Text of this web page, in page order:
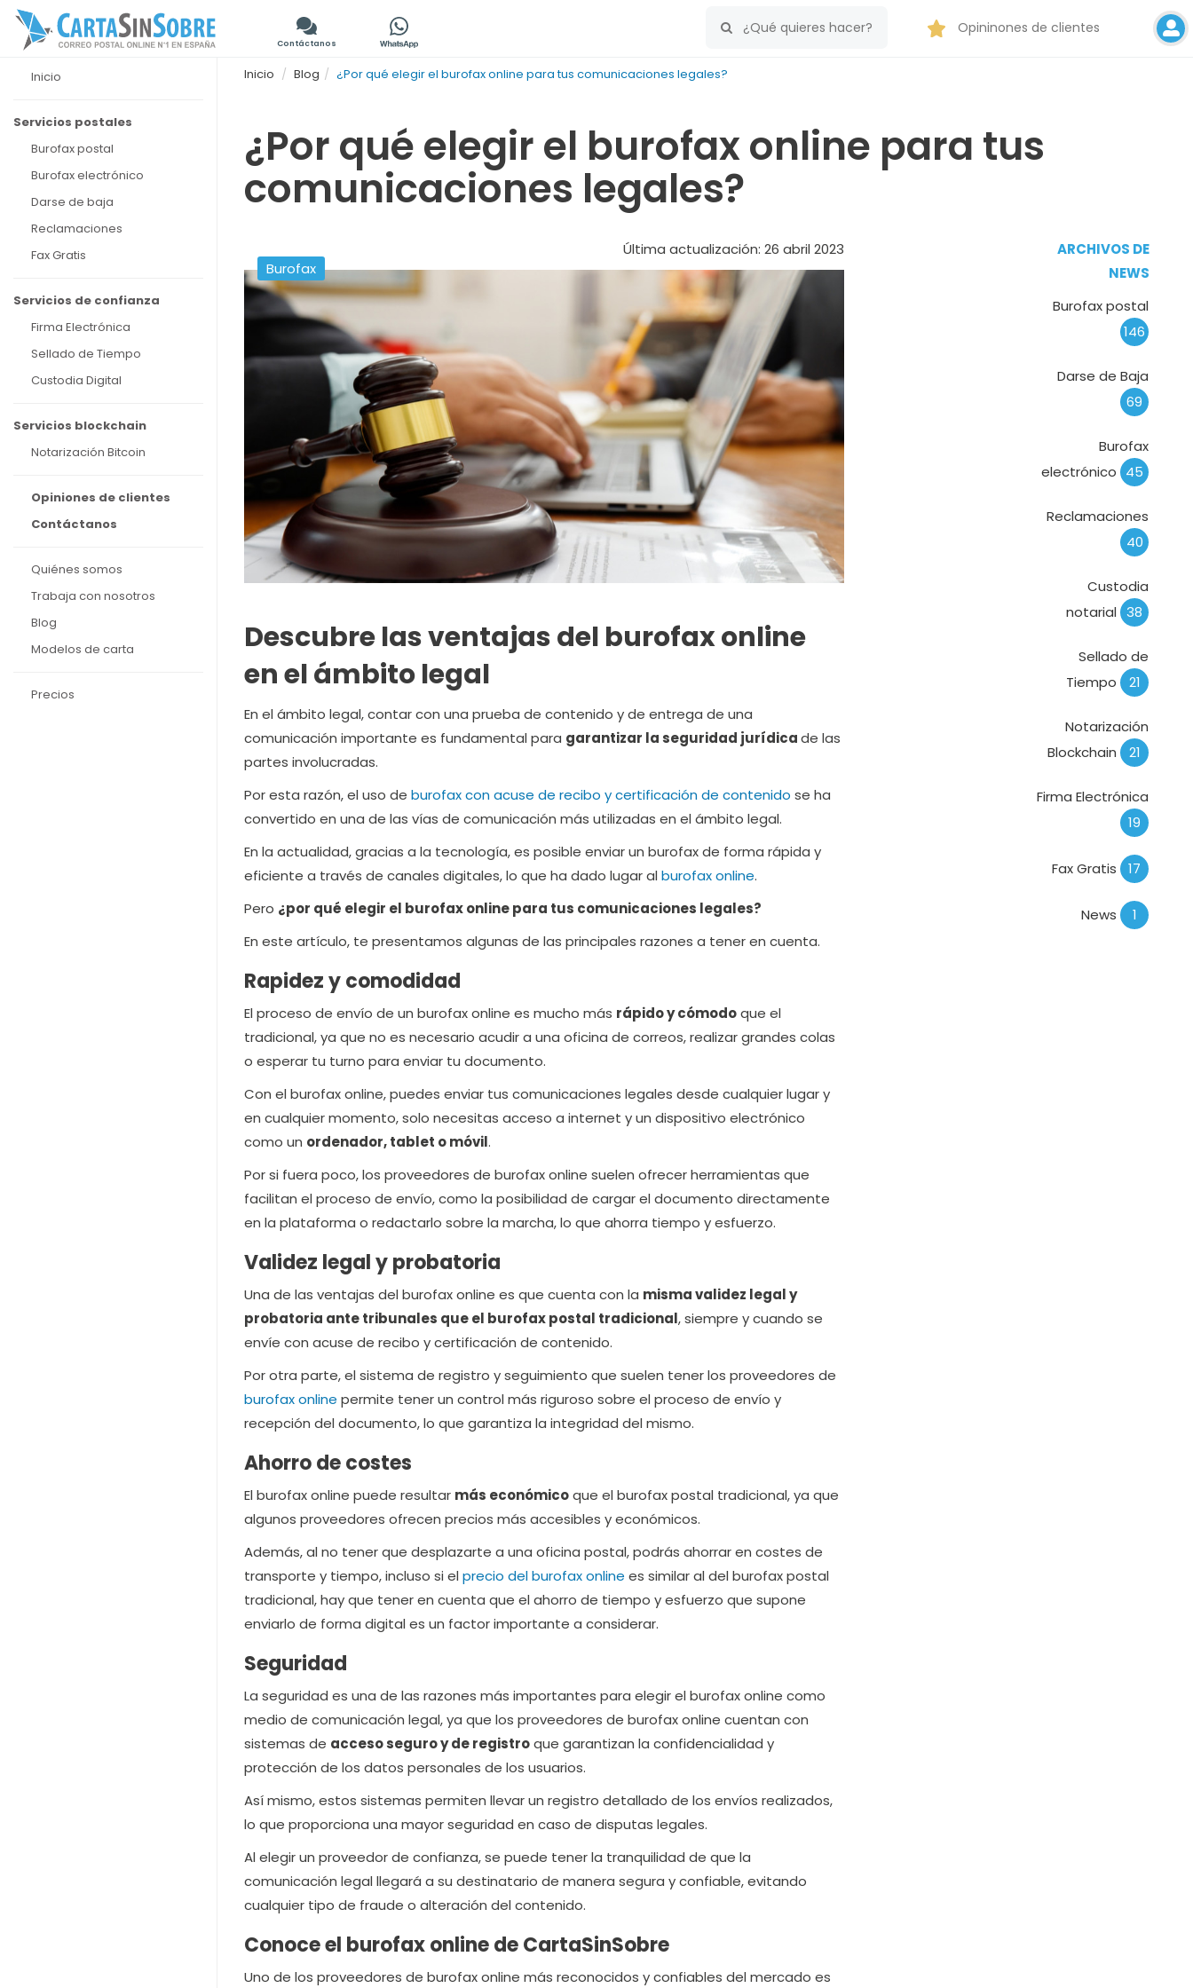
Contáctanos
Opininones de clientes
Inicio
Servicios postales
Burofax postal
Burofax electrónico
Darse de baja
Reclamaciones
Fax Gratis
Servicios de confianza
Firma Electrónica
Sellado de Tiempo
Custodia Digital
Servicios blockchain
Notarización Bitcoin
Opiniones de clientes
Contáctanos
Quiénes somos
Trabaja con nosotros
Blog
Modelos de carta
Precios
Inicio Blog ¿Por qué elegir el burofax online para tus comunicaciones legales?
¿Por qué elegir el burofax online para tus
comunicaciones legales?
Última actualización: 26 abril 2023
Burofax
Descubre las ventajas del burofax online
en el ámbito legal
En el ámbito legal, contar con una prueba de contenido y de entrega de una
comunicación importante es fundamental para garantizar la seguridad jurídicade las
partes involucradas.
Por esta razón, el uso de burofax con acuse de recibo y certificación de contenido se ha
convertido en una de las vías de comunicación más utilizadas en el ámbito legal.
En la actualidad, gracias a la tecnología, es posible enviar un burofax de forma rápida y
eficiente a través de canales digitales, lo que ha dado lugar al burofax online.
Pero ¿por qué elegir el burofax online para tus comunicaciones legales?
En este artículo, te presentamos algunas de las principales razones a tener en cuenta.
Rapidez y comodidad
El proceso de envío de un burofax online es mucho más rápido y cómodoque el
tradicional, ya que no es necesario acudir a una oficina de correos, realizar grandes colas
o esperar tu turno para enviar tu documento.
Con el burofax online, puedes enviar tus comunicaciones legales desde cualquier lugar y
en cualquier momento, solo necesitas acceso a internet y un dispositivo electrónico
como un ordenador, tablet o móvil.
Por si fuera poco, los proveedores de burofax online suelen ofrecer herramientas que
facilitan el proceso de envío, como la posibilidad de cargar el documento directamente
en la plataforma o redactarlo sobre la marcha, lo que ahorra tiempo y esfuerzo.
Validez legal y probatoria
Una de las ventajas del burofax online es que cuenta con la misma validez legal y
probatoria ante tribunales que el burofax postal tradicional, siempre y cuando se
envíe con acuse de recibo y certificación de contenido.
Por otra parte, el sistema de registro y seguimiento que suelen tener los proveedores de
burofax online permite tener un control más riguroso sobre el proceso de envío y
recepción del documento, lo que garantiza la integridad del mismo.
Ahorro de costes
El burofax online puede resultar más económicoque el burofax postal tradicional, ya que
algunos proveedores ofrecen precios más accesibles y económicos.
Además, al no tener que desplazarte a una oficina postal, podrás ahorrar en costes de
transporte y tiempo, incluso si el precio del burofax online es similar al del burofax postal
tradicional, hay que tener en cuenta que el ahorro de tiempo y esfuerzo que supone
enviarlo de forma digital es un factor importante a considerar.
Seguridad
La seguridad es una de las razones más importantes para elegir el burofax online como
medio de comunicación legal, ya que los proveedores de burofax online cuentan con
sistemas de acceso seguro y de registroque garantizan la confidencialidad y
protección de los datos personales de los usuarios.
Así mismo, estos sistemas permiten llevar un registro detallado de los envíos realizados,
lo que proporciona una mayor seguridad en caso de disputas legales.
Al elegir un proveedor de confianza, se puede tener la tranquilidad de que la
comunicación legal llegará a su destinatario de manera segura y confiable, evitando
cualquier tipo de fraude o alteración del contenido.
Conoce el burofax online de CartaSinSobre
Uno de los proveedores de burofax online más reconocidos y confiables del mercado es
ARCHIVOS DE
NEWS
Burofax postal
146
Darse de Baja
69
Burofax
electrónico 45
Reclamaciones
40
Custodia
notarial 38
Sellado de
Tiempo
21
Notarización
Blockchain
21
Firma Electrónica
19
Fax Gratis 17
News 1